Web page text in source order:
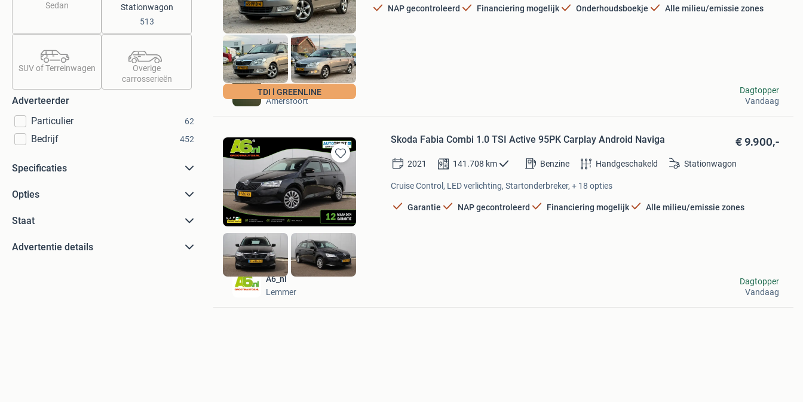
Sedan
Stationwagon
513
SUV of Terreinwagen
Overige
carrosserieën
Adverteerder
Particulier
62
Bedrijf 452
Specificaties
Opties
Staat
Advertentie details
TDI l GREENLINE
NAP gecontroleerd Financiering mogelijk Onderhoudsboekje Alle milieu/emissie zones
Autohandel Dallas
Amersfoort
Dagtopper
Vandaag
Bewaren
in
Mijn
Favorieten
Skoda Fabia Combi 1.0 TSI Active 95PK Carplay Android Naviga € 9.900,-
2021 141.708 km Benzine Handgeschakeld Stationwagon
Cruise Control, LED verlichting, Startonderbreker, + 18 opties
Garantie NAP gecontroleerd Financiering mogelijk Alle milieu/emissie zones
A6_nl
Lemmer
Dagtopper
Vandaag